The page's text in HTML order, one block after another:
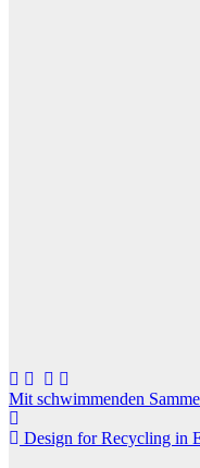
Mit schwimmenden
Design for Recycling in